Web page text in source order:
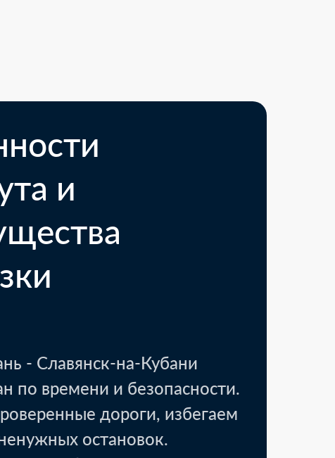
и
- Славянск-на-Кубани
по времени и безопасности.
дороги, избегаем
остановок.
материалы